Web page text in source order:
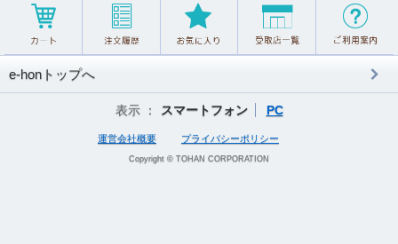
e-honトップへ
表示 ： スマートフォン PC
運営会社概要 プライバシーポリシー
Copyright © TOHAN CORPORATION